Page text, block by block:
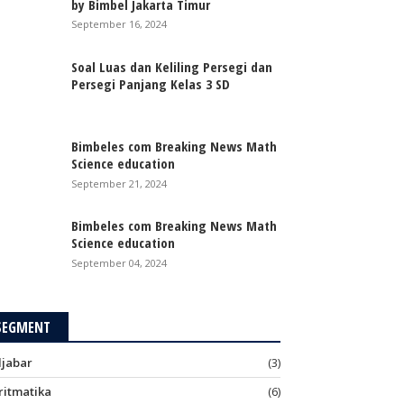
by Bimbel Jakarta Timur
September 16, 2024
Soal Luas dan Keliling Persegi dan
Persegi Panjang Kelas 3 SD
Bimbeles com Breaking News Math
Science education
September 21, 2024
Bimbeles com Breaking News Math
Science education
September 04, 2024
(3)
(6)